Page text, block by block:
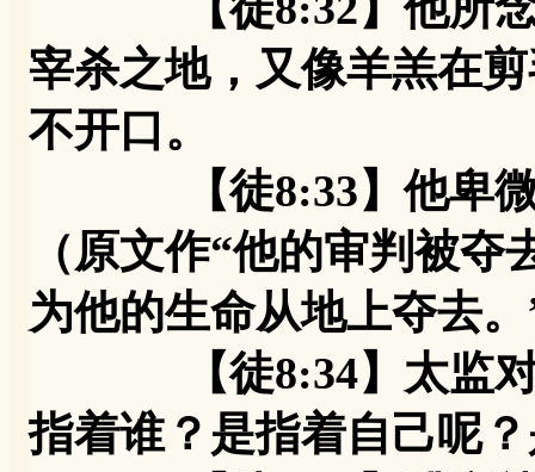
宰杀之地，又像羊羔在
不开口。
【徒8:33】他卑微
（原文作“他的审判被
为他的生命从地上夺去
【徒8:34】太监对腓
指着谁？是指着自己呢